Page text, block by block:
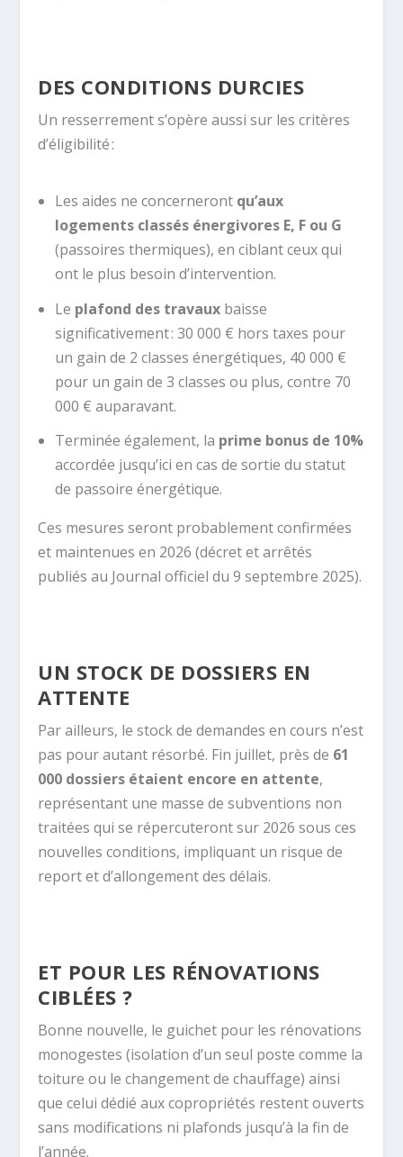
DES CONDITIONS DURCIES
Un resserrement s’opère aussi sur les critères
d’éligibilité :
Les aides ne concerneront qu’aux
logements classés énergivores E, F ou G
(passoires thermiques), en ciblant ceux qui
ont le plus besoin d’intervention.
Le plafond des travauxbaisse
significativement : 30 000 € hors taxes pour
un gain de 2 classes énergétiques, 40 000 €
pour un gain de 3 classes ou plus, contre 70
000 € auparavant.
Terminée également, la prime bonus de 10%
accordée jusqu’ici en cas de sortie du statut
de passoire énergétique.
Ces mesures seront probablement confirmées
et maintenues en 2026 (décret et arrêtés
publiés au Journal officiel du 9 septembre 2025).
UN STOCK DE DOSSIERS EN
ATTENTE
Par ailleurs, le stock de demandes en cours n’est
pas pour autant résorbé. Fin juillet, près de 61
000 dossiers étaient encore en attente,
représentant une masse de subventions non
traitées qui se répercuteront sur 2026 sous ces
nouvelles conditions, impliquant un risque de
report et d’allongement des délais.
ET POUR LES RÉNOVATIONS
CIBLÉES ?
Bonne nouvelle, le guichet pour les rénovations
monogestes (isolation d’un seul poste comme la
toiture ou le changement de chauffage) ainsi
que celui dédié aux copropriétés restent ouverts
sans modifications ni plafonds jusqu’à la fin de
l’année.